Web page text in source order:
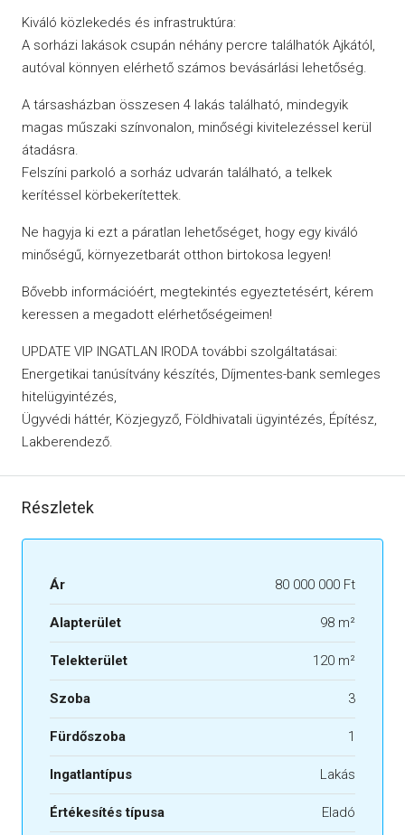
Kiváló közlekedés és infrastruktúra:
A sorházi lakások csupán néhány percre találhatók Ajkától,
autóval könnyen elérhető számos bevásárlási lehetőség.
A társasházban összesen 4 lakás található, mindegyik
magas műszaki színvonalon, minőségi kivitelezéssel kerül
átadásra.
Felszíni parkoló a sorház udvarán található, a telkek
kerítéssel körbekerítettek.
Ne hagyja ki ezt a páratlan lehetőséget, hogy egy kiváló
minőségű, környezetbarát otthon birtokosa legyen!
Bővebb információért, megtekintés egyeztetésért, kérem
keressen a megadott elérhetőségeimen!
UPDATE VIP INGATLAN IRODA további szolgáltatásai:
Energetikai tanúsítvány készítés, Díjmentes-bank semleges
hitelügyintézés,
Ügyvédi háttér, Közjegyző, Földhivatali ügyintézés, Építész,
Lakberendező.
Részletek
Ár 80 000 000 Ft
Alapterület 98 m²
Telekterület 120 m²
Szoba 3
Fürdőszoba 1
Ingatlantípus Lakás
Értékesítés típusa Eladó